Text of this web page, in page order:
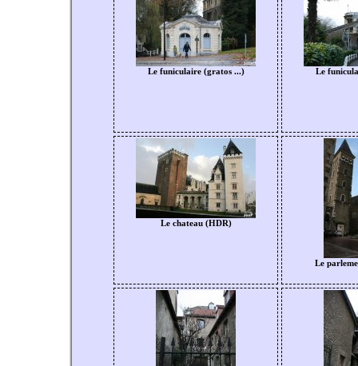
Le funiculaire (gratos ...) Le
Le chateau (HDR)
Le